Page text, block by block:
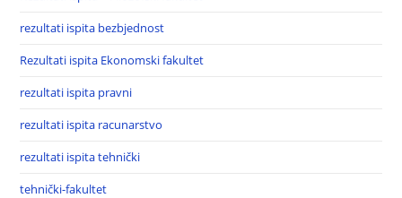
rezultati ispita bezbjednost
Rezultati ispita Ekonomski fakultet
rezultati ispita pravni
rezultati ispita racunarstvo
rezultati ispita tehnički
tehnički-fakultet